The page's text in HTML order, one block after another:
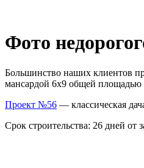
Фото
Большинство наших клиентов
мансардой 6х9 общей
Проект №56 — классическая
Срок строительства: 26 дней от